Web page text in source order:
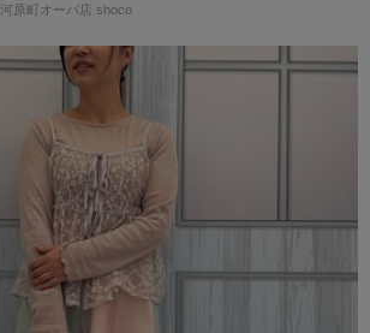
河原町オーパ店 shoco